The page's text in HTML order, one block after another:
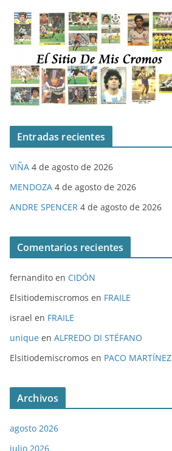
Entradas recientes
VIÑA 4 de agosto de 2026
MENDOZA 4 de agosto de 2026
ANDRE SPENCER 4 de agosto de 2026
Comentarios recientes
fernandito en CIDÓN
Elsitiodemiscromos en FRAILE
israel en FRAILE
unique en ALFREDO DI STÉFANO
Elsitiodemiscromos en PACO MARTÍNEZ
Archivos
agosto 2026
julio 2026